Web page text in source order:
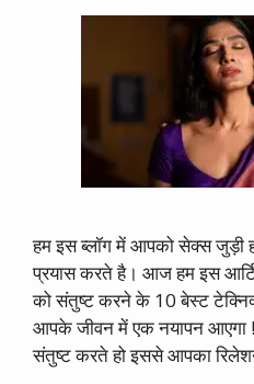
हम इस ब्लॉग में आपको सेक्स जुड़ी
प्रयास करते है। आज हम इस
को संतुष्ट करने के 10 बेस्ट
आपके जीवन में एक नयापन आएगा
संतुष्ट करते हो इससे आपका